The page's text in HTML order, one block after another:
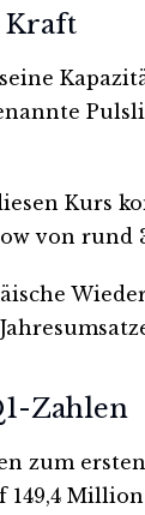
Kraft
Kurs
von rund
Zahlen
zum